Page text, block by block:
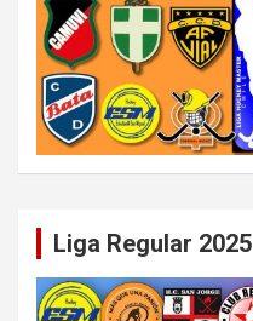
Liga Regular 2025